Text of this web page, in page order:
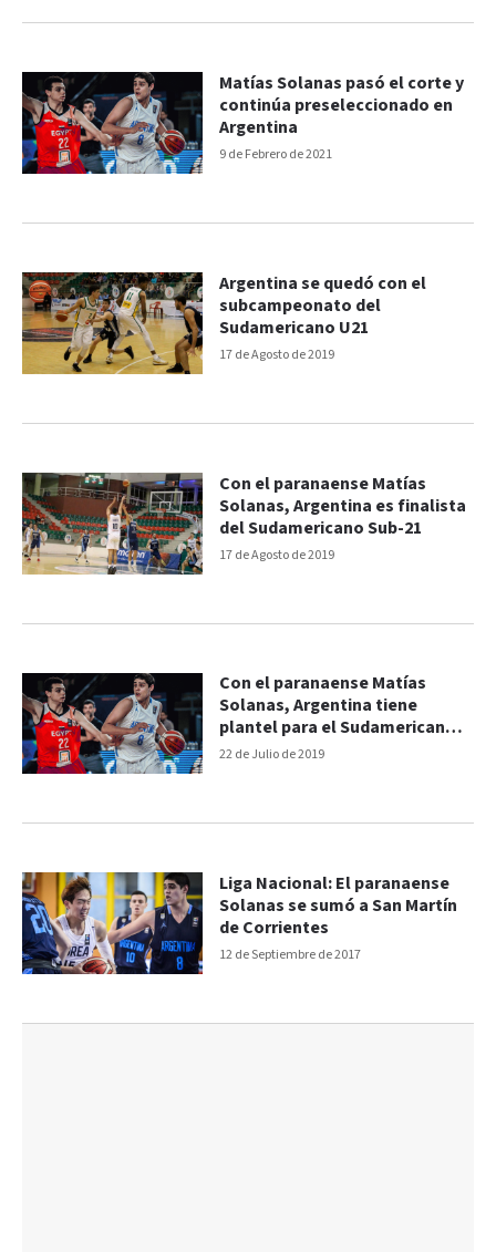
9 de Febrero de 2021
Matías Solanas pasó el corte y
continúa preseleccionado en
Argentina
17 de Agosto de 2019
Argentina se quedó con el
subcampeonato del
Sudamericano U21
17 de Agosto de 2019
Con el paranaense Matías
Solanas, Argentina es finalista
del Sudamericano Sub-21
22 de Julio de 2019
Con el paranaense Matías
Solanas, Argentina tiene
plantel para el Sudamericano
U21
12 de Septiembre de 2017
Liga Nacional: El paranaense
Solanas se sumó a San Martín
de Corrientes